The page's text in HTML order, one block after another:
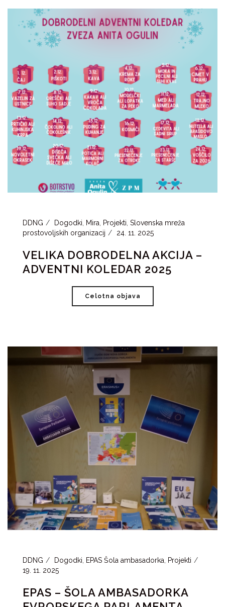
DDNG Dogodki Mira Projekti Slovenska mreža
prostovoljskih organizacij
24. 11. 2025
VELIKA DOBRODELNA AKCIJA –
ADVENTNI KOLEDAR 2025
Celotna objava
DDNG Dogodki, EPAS Šola ambasadorka, Projekti
19. 11. 2025
EPAS – ŠOLA AMBASADORKA